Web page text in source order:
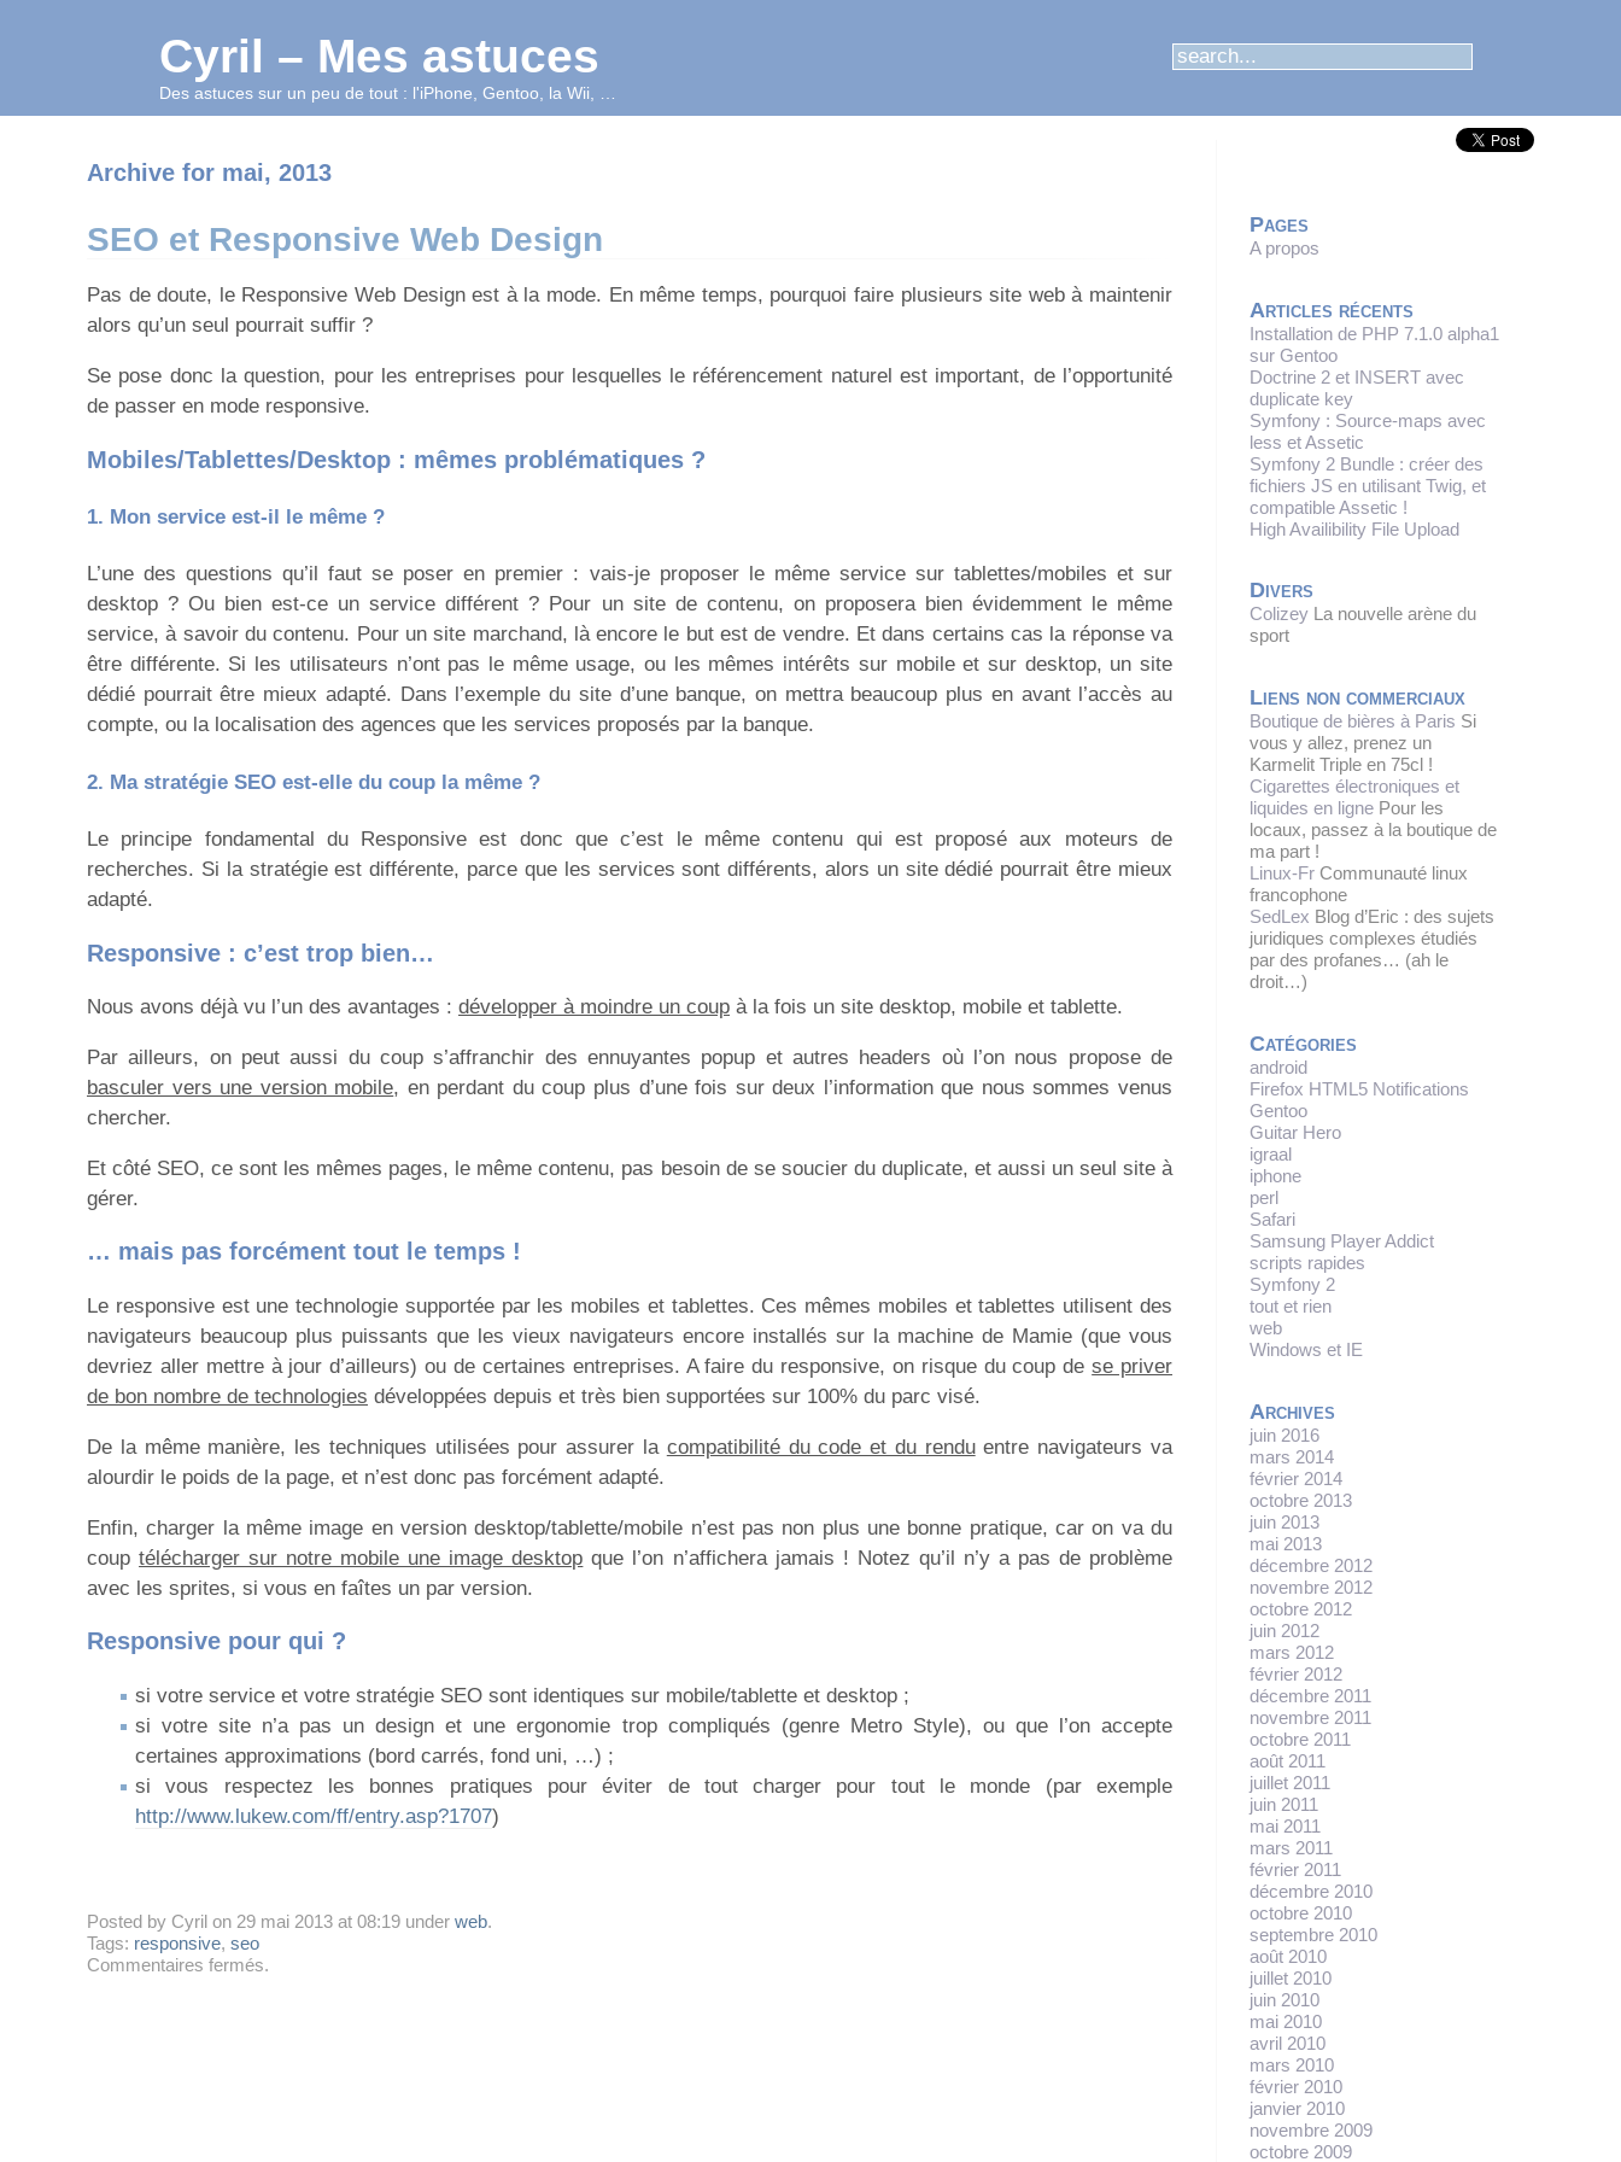
Cyril – Mes astuces
Des astuces sur un peu de tout : l'iPhone, Gentoo, la Wii, …
Archive for mai, 2013
SEO et Responsive Web Design
Pas de doute, le Responsive Web Design est à la mode. En même temps, pourquoi faire plusieurs site web à maintenir
alors qu’un seul pourrait suffir ?
Se pose donc la question, pour les entreprises pour lesquelles le référencement naturel est important, de l’opportunité
de passer en mode responsive.
Mobiles/Tablettes/Desktop : mêmes problématiques ?
1. Mon service est-il le même ?
L’une des questions qu’il faut se poser en premier : vais-je proposer le même service sur tablettes/mobiles et sur
desktop ? Ou bien est-ce un service différent ? Pour un site de contenu, on proposera bien évidemment le même
service, à savoir du contenu. Pour un site marchand, là encore le but est de vendre. Et dans certains cas la réponse va
être différente. Si les utilisateurs n’ont pas le même usage, ou les mêmes intérêts sur mobile et sur desktop, un site
dédié pourrait être mieux adapté. Dans l’exemple du site d’une banque, on mettra beaucoup plus en avant l’accès au
compte, ou la localisation des agences que les services proposés par la banque.
2. Ma stratégie SEO est-elle du coup la même ?
Le principe fondamental du Responsive est donc que c’est le même contenu qui est proposé aux moteurs de
recherches. Si la stratégie est différente, parce que les services sont différents, alors un site dédié pourrait être mieux
adapté.
Responsive : c’est trop bien…
Nous avons déjà vu l’un des avantages : développer à moindre un coup à la fois un site desktop, mobile et tablette.
Par ailleurs, on peut aussi du coup s’affranchir des ennuyantes popup et autres headers où l’on nous propose de
basculer vers une version mobile, en perdant du coup plus d’une fois sur deux l’information que nous sommes venus
chercher.
Et côté SEO, ce sont les mêmes pages, le même contenu, pas besoin de se soucier du duplicate, et aussi un seul site à
gérer.
… mais pas forcément tout le temps !
Le responsive est une technologie supportée par les mobiles et tablettes. Ces mêmes mobiles et tablettes utilisent des
navigateurs beaucoup plus puissants que les vieux navigateurs encore installés sur la machine de Mamie (que vous
devriez aller mettre à jour d’ailleurs) ou de certaines entreprises. A faire du responsive, on risque du coup dese priver
de bon nombre de technologies développées depuis et très bien supportées sur 100% du parc visé.
De la même manière, les techniques utilisées pour assurer la compatibilité du code et du renduentre navigateurs va
alourdir le poids de la page, et n’est donc pas forcément adapté.
Enfin, charger la même image en version desktop/tablette/mobile n’est pas non plus une bonne pratique, car on va du
couptélécharger sur notre mobile une image desktop que l’on n’affichera jamais ! Notez qu’il n’y a pas de problème
avec les sprites, si vous en faîtes un par version.
Responsive pour qui ?
si votre service et votre stratégie SEO sont identiques sur mobile/tablette et desktop ;
si votre site n’a pas un design et une ergonomie trop compliqués (genre Metro Style), ou que l’on accepte
certaines approximations (bord carrés, fond uni, …) ;
si vous respectez les bonnes pratiques pour éviter de tout charger pour tout le monde (par exemple
http://www.lukew.com/ff/entry.asp?1707)
Posted by Cyril on 29 mai 2013 at 08:19 under web.
Tags: responsive, seo
Commentaires fermés.
Pages
A propos
Articles récents
Installation de PHP 7.1.0 alpha1
sur Gentoo
Doctrine 2 et INSERT avec
duplicate key
Symfony : Source-maps avec
less et Assetic
Symfony 2 Bundle : créer des
fichiers JS en utilisant Twig, et
compatible Assetic !
High Availibility File Upload
Divers
Colizey La nouvelle arène du
sport
Liens non commerciaux
Boutique de bières à Paris Si
vous y allez, prenez un
Karmelit Triple en 75cl !
Cigarettes électroniques et
liquides en ligne Pour les
locaux, passez à la boutique de
ma part !
Linux-Fr Communauté linux
francophone
SedLex Blog d’Eric : des sujets
juridiques complexes étudiés
par des profanes… (ah le
droit…)
Catégories
android
Firefox HTML5 Notifications
Gentoo
Guitar Hero
igraal
iphone
perl
Safari
Samsung Player Addict
scripts rapides
Symfony 2
tout et rien
web
Windows et IE
Archives
juin 2016
mars 2014
février 2014
octobre 2013
juin 2013
mai 2013
décembre 2012
novembre 2012
octobre 2012
juin 2012
mars 2012
février 2012
décembre 2011
novembre 2011
octobre 2011
août 2011
juillet 2011
juin 2011
mai 2011
mars 2011
février 2011
décembre 2010
octobre 2010
septembre 2010
août 2010
juillet 2010
juin 2010
mai 2010
avril 2010
mars 2010
février 2010
janvier 2010
novembre 2009
octobre 2009